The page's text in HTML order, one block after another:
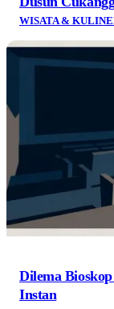
Warga dengan
IKON·2 hari yang
Saat Pohon